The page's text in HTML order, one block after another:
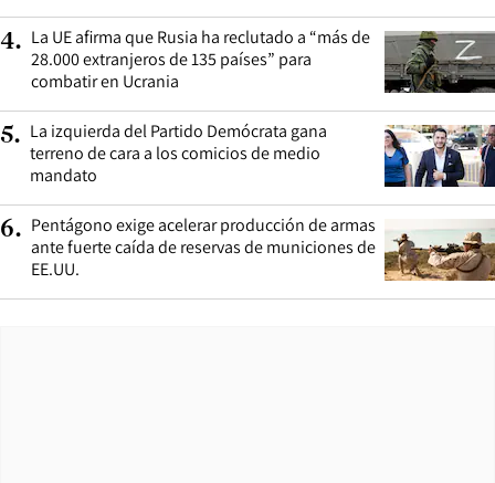
4. La UE afirma que Rusia ha reclutado a “más de
28.000 extranjeros de 135 países” para
combatir en Ucrania
5. La izquierda del Partido Demócrata gana
terreno de cara a los comicios de medio
mandato
6. Pentágono exige acelerar producción de armas
ante fuerte caída de reservas de municiones de
EE.UU.